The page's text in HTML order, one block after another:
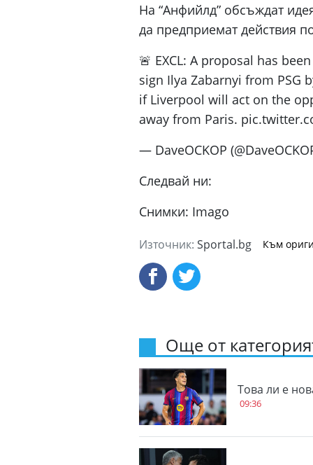
На “Анфийлд” обсъждат
да предприемат действия
🚨 EXCL: A proposal has
sign Ilya Zabarnyi from PSG
if Liverpool will act on the
away from Paris.
— DaveOCKOP
Следвай ни:
Снимки: Imago
Източник: Sportal.bg Към
Още от
Това ли е
09:36